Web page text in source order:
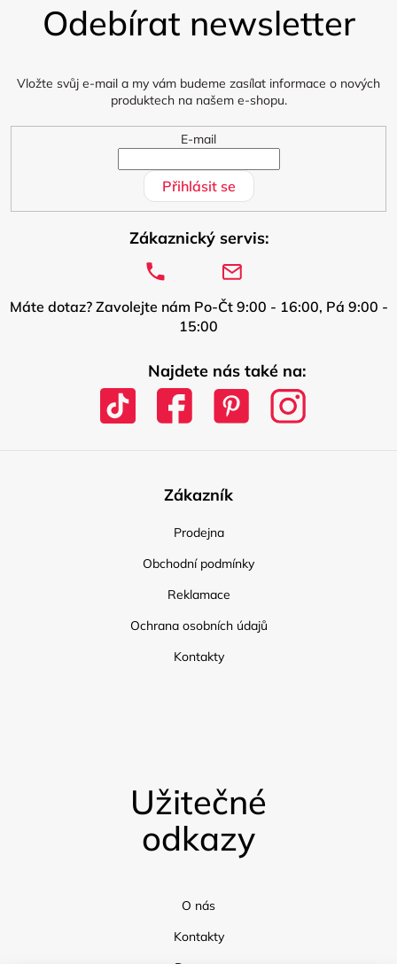
Odebírat newsletter
Vložte svůj e-mail a my vám budeme zasílat informace o nových
produktech na našem e-shopu.
E-mail
Přihlásit se
Zákaznický servis:
Máte dotaz? Zavolejte nám Po-Čt 9:00 - 16:00, Pá 9:00 -
15:00
Najdete nás také na:
Zákazník
Prodejna
Obchodní podmínky
Reklamace
Ochrana osobních údajů
Kontakty
Užitečné
odkazy
O nás
Kontakty